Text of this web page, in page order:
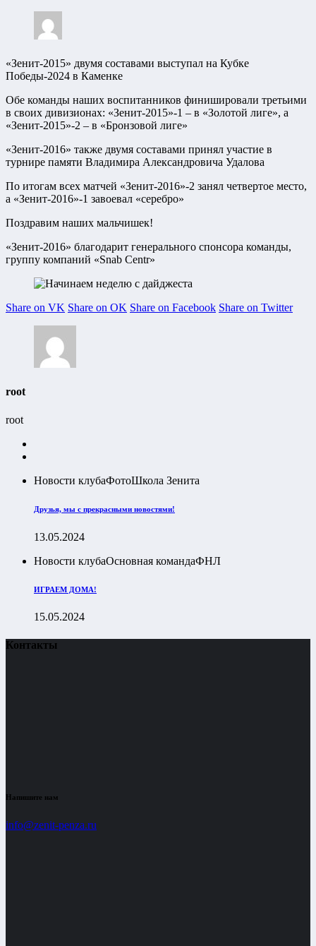
«Зенит-2015» двумя составами выступал на Кубке
Победы-2024 в Каменке
Обе команды наших воспитанников финишировали третьими
в своих дивизионах: «Зенит-2015»-1 – в «Золотой лиге», а
«Зенит-2015»-2 – в «Бронзовой лиге»
«Зенит-2016» также двумя составами принял участие в
турнире памяти Владимира Александровича Удалова
По итогам всех матчей «Зенит-2016»-2 занял четвертое место,
а «Зенит-2016»-1 завоевал «серебро»
Поздравим наших мальчишек!
«Зенит-2016» благодарит генерального спонсора команды,
группу компаний «Snab Centr»
Share on VK Share on OK Share on Facebook Share on Twitter
root
root
Новости клубаФотоШкола Зенита
Друзья, мы с прекрасными новостями!
13.05.2024
Новости клубаОсновная командаФНЛ
ИГРАЕМ ДОМА!
15.05.2024
Контакты
Напишите нам
info@zenit-penza.ru